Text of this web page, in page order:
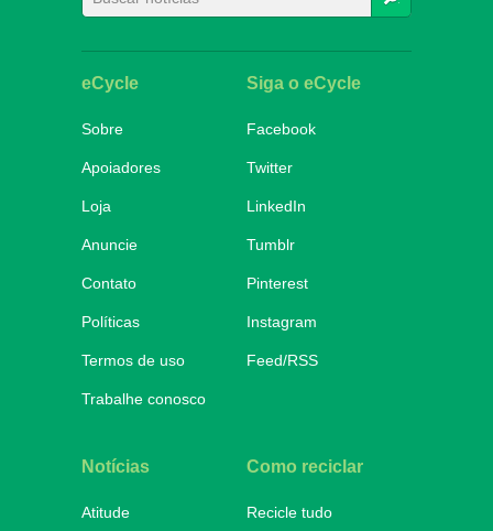
eCycle
Sobre
Apoiadores
Loja
Anuncie
Contato
Políticas
Termos de uso
Trabalhe conosco
Siga o eCycle
Facebook
Twitter
LinkedIn
Tumblr
Pinterest
Instagram
Feed/RSS
Notícias
Atitude
Como reciclar
Recicle tudo